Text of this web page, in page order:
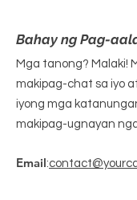
Bahay ng Pag-
Mga tanong? Malaki!
makipag-chat sa iyo
iyong mga
makipag-ugnayan
Email: